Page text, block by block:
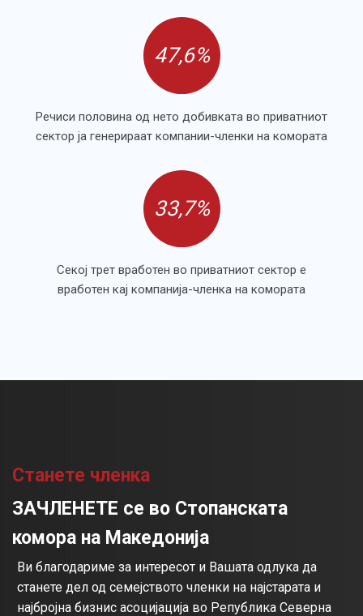
47,6%
Речиси половина од нето добивката во приватниот
сектор ја генерираат компании-членки на комората
33,7%
Секој трет вработен во приватниот сектор е
вработен кај компанија-членка на комората
Станете членка
ЗАЧЛЕНЕТЕ се во Стопанската
комора на Македонија
Ви благодариме за интересот и Вашата одлука да
станете дел од семејството членки на најстарата и
најбројна бизнис асоцијација во Република Северна